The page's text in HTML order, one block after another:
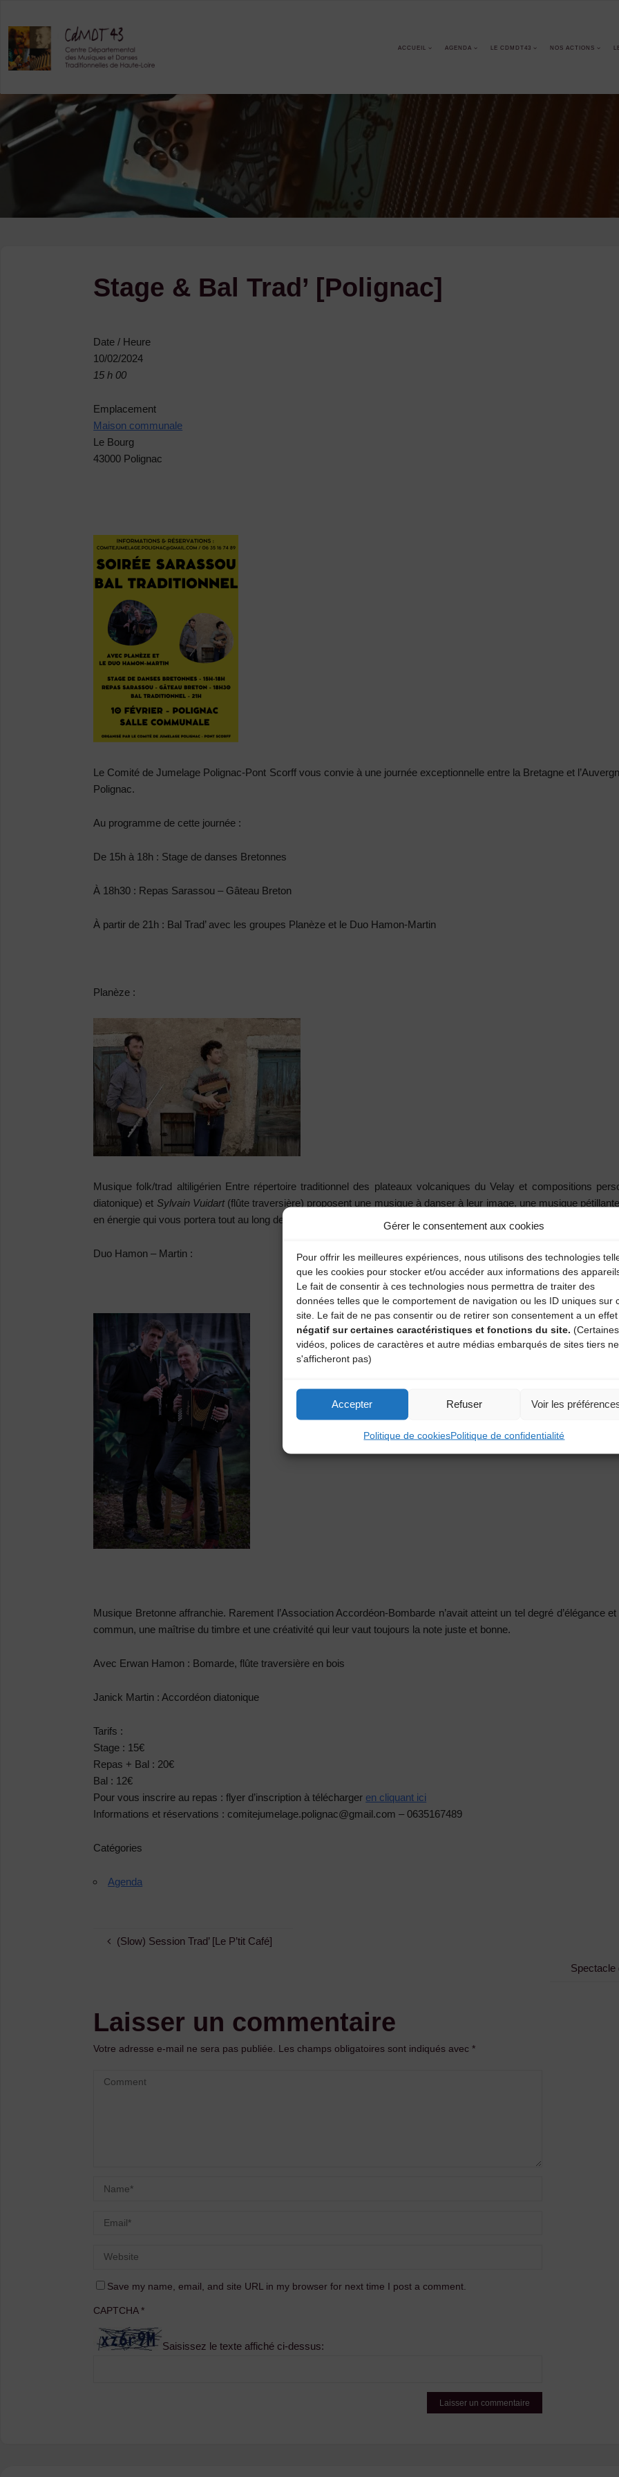
Gérer le consentement aux cookies
Pour offrir les meilleures expériences, nous utilisons des technologies
que les cookies pour stocker et/ou accéder aux informations des
Le fait de consentir à ces technologies nous permettra de traiter des
données telles que le comportement de navigation ou les ID uniques sur
site. Le fait de ne pas consentir ou de retirer son consentement a un effet
négatif sur certaines caractéristiques et fonctions du site. (Certaines
vidéos, polices de caractères et autre médias embarqués de sites tiers ne
s'afficheront pas)
Accepter Refuser Voir les
Politique de cookiesPolitique de confidentialité
content
ACCUEIL AGENDA LE CDMDT43 NOS ACTIONS
Stage & Bal Trad’ [Polignac]
Date / Heure
10/02/2024
15 h 00
Emplacement
Maison communale
Le Bourg
43000 Polignac
Le Comité de Jumelage Polignac-Pont Scorff vous convie à une journée exceptionnelle entre la Bretagne et
Polignac.
Au programme de cette journée :
De 15h à 18h : Stage de danses Bretonnes
À 18h30 : Repas Sarassou – Gâteau Breton
À partir de 21h : Bal Trad’ avec les groupes Planèze et le Duo Hamon-Martin
Planèze :
Musique folk/trad altiligérien Entre répertoire traditionnel des plateaux volcaniques du Velay et compositions
diatonique) et Sylvain Vuidart(flûte traversière) proposent une musique à danser à leur image, une musique
en énergie qui vous portera tout au long de leur bal.
Duo Hamon – Martin :
Musique Bretonne affranchie. Rarement l’Association Accordéon-Bombarde n’avait atteint un tel degré d’élégance
commun, une maîtrise du timbre et une créativité qui leur vaut toujours la note juste et bonne.
Avec Erwan Hamon : Bomarde, flûte traversière en bois
Janick Martin : Accordéon diatonique
Tarifs :
Stage : 15€
Repas + Bal : 20€
Bal : 12€
Pour vous inscrire au repas : flyer d’inscription à télécharger en cliquant ici
Informations et réservations : comitejumelage.polignac@gmail.com – 0635167489
Catégories
Agenda
(Slow) Session Trad’ [Le P’tit Café]
Spectacle
Laisser un commentaire
Votre adresse e-mail ne sera pas publiée. Les champs obligatoires sont indiqués avec*
Save my name, email, and site URL in my browser for next time I post a comment.
CAPTCHA*
Saisissez le texte affiché ci-dessus: